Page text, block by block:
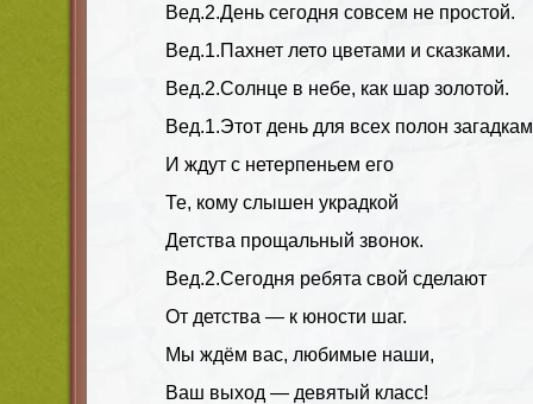
Вед.2.День сегодня совсем не простой.
Вед.1.Пахнет лето цветами и сказками.
Вед.2.Солнце в небе, как шар золотой.
Вед.1.Этот день для всех полон
И ждут с нетерпеньем его
Те, кому слышен украдкой
Детства прощальный звонок.
Вед.2.Сегодня ребята свой сделают
От детства — к юности шаг.
Мы ждём вас, любимые наши,
Ваш выход — девятый класс!